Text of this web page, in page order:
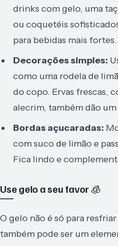
drinks com gelo, uma
ou coquetéis
para bebidas mais fortes.
Decorações simples:
como uma rodela de
do copo. Ervas frescas,
alecrim, também dão
Bordas açucaradas:
com suco de limão e
Fica lindo e
Use gelo a seu favor 🧊
O gelo não é só para
também pode ser um